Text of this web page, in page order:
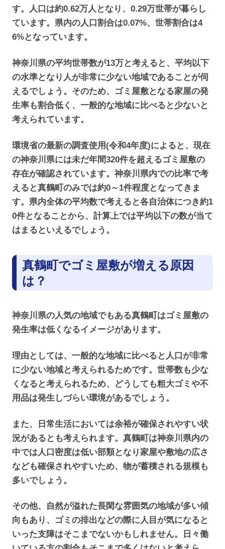
す。人口は約0.62万人となり、0.29万世帯が暮らし
ています。県内の人口割合は0.07%、世帯割合は4
6%となっています。
神奈川県の平均世帯数が13万と考えると、平均以下
の水準となり人が非常に少ない地域であることが伺
えるでしょう。そのため、ゴミ屋敷となる家屋の発
生率も割合低く、一般的な地域に比べると少ないと
考えられています。
環境省の最新の調査使用(令和4年度)によると、現在
の神奈川県には未だ年間320件を超えるゴミ屋敷の
存在が確認されています。神奈川県内での比率で考
えると真鶴町のみでは約0～1件程度となってきま
す。県内全体の平均数で考えると各自治体につき約1
0件となることから、計算上では平均以下の数が当て
はまるといえるでしょう。
真鶴町でゴミ屋敷が増える原因
は？
神奈川県の人気の地域でもある真鶴町はゴミ屋敷の
発生率は低くなるイメージがあります。
理由としては、一般的な地域に比べると人口が非常
に少ない地域と考えられるためです。世帯数も少な
くなると考えられるため、どうしても粗大ゴミや不
用品は発生しづらい環境があるでしょう。
また、日常生活においては余裕が確保されやすい状
況があるとも考えられます。真鶴町は神奈川県内の
中では人口密度は低い部類となり家屋や敷地の広さ
なども確保されやすいため、物が蓄積される規模も
多いでしょう。
その他、自然が溢れた長閑な雰囲気の地域が多い傾
向もあり、ゴミの排出などの際に人目が気になると
いった支障はそこまでないかもしれません。日々働